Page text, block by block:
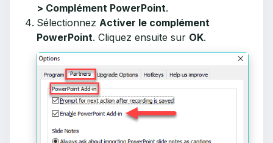
> Complément PowerPoint.
Sélectionnez Activer le complément
PowerPoint. Cliquez ensuite sur OK.